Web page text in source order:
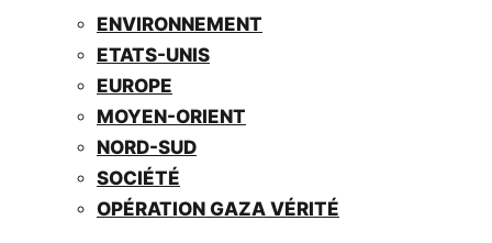
ENVIRONNEMENT
ETATS-UNIS
EUROPE
MOYEN-ORIENT
NORD-SUD
SOCIÉTÉ
OPÉRATION GAZA VÉRITÉ